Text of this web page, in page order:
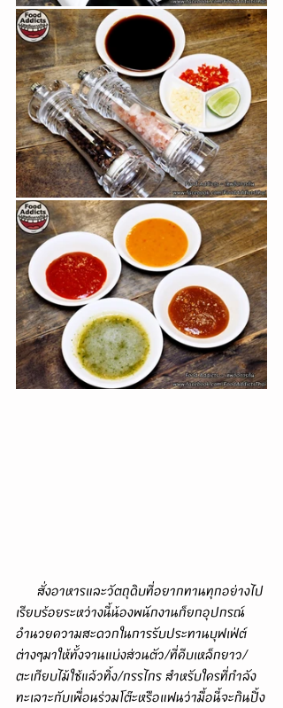
เรียบร้อยระหว่างนี้น้องพนักงานก็ยกอุปกรณ์
อำนวยความสะดวกในการรับประทานบุฟเฟ่ต์
ต่างๆมาให้ทั้งจานแบ่งส่วนตัว/ที่คีบเหล็กยาว/
ตะเกียบไม้ใช้แล้วทิ้ง/กรรไกร สำหรับใครที่กำลัง
ทะเลาะกับเพื่อนร่วมโต๊ะหรือแฟนว่ามื้อนี้จะกินปิ้ง